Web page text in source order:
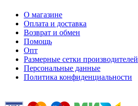
О магазине
Оплата и доставка
Возврат и обмен
Помощь
Опт
Размерные сетки производителей
Персональные данные
Политика конфиденциальности